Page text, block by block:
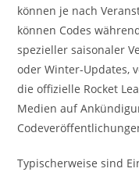
können je nach
können Codes
spezieller saisonaler
oder Winter-Updates,
die offizielle Rocket
Medien auf
Typischerweise sind